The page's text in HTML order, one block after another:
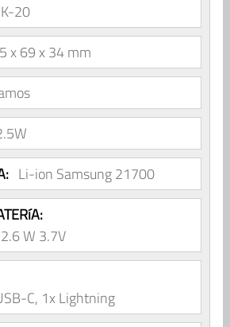
20
x 69 x 34 mm
Li-ion Samsung 21700
W 3.7V
C, 1x Lightning